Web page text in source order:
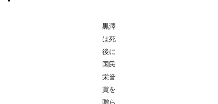
黒澤
は死
後に
国民
栄誉
賞を
贈ら